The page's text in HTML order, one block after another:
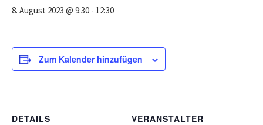
8. August 2023 @ 9:30 - 12:30
Zum Kalender hinzufügen
DETAILS
VERANSTALTER